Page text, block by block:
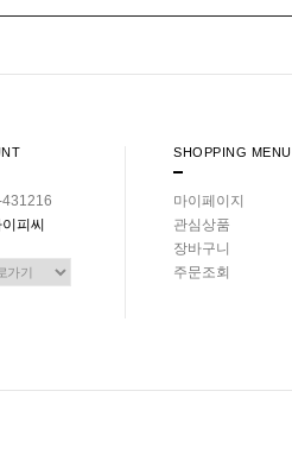
피씨
SHOPPING MENU
마이페이지
관심상품
장바구니
주문조회